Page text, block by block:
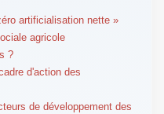
artificialisation nette »
agricole
?
d'action des
de développement des